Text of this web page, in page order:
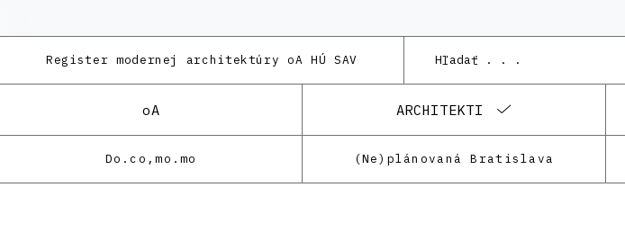
Register modernej architektúry oA HÚ SAV
oA ARCHITEKTI
Do.co,mo.mo (Ne)plánovaná Bratislava